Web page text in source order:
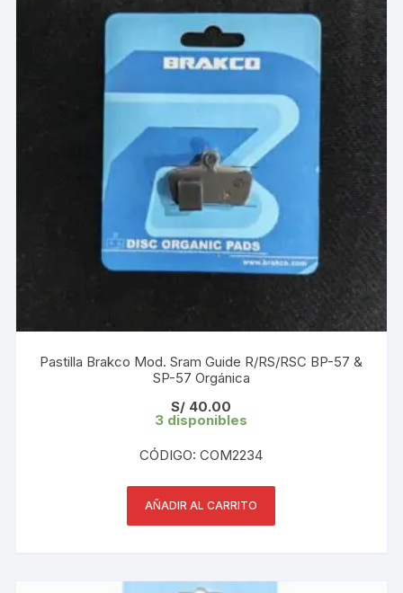
Pastilla Brakco Mod. Sram Guide R/RS/RSC BP-57 &
SP-57 Orgánica
S/ 40.00
3 disponibles
CÓDIGO: COM2234
AÑADIR AL CARRITO